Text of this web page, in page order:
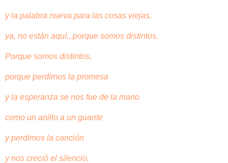
y la palabra nueva para las cosas viejas,
ya, no están aquí...porque somos distintos.
Porque somos distintos,
porque perdimos la promesa
y la esperanza se nos fue de la mano
como un anillo a un guante
y perdimos la canción
y nos creció el silencio,